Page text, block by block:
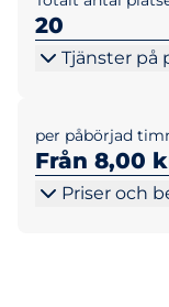
20
Tjänster på
per påbörjad
Från 8,00
Priser och